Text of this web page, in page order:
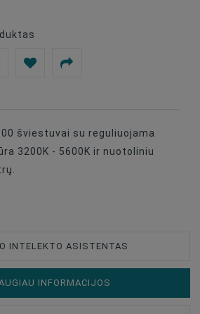
šviestuvai su reguliuojama
3200K - 5600K ir nuotoliniu
INTELEKTO ASISTENTAS
INFORMACIJOS